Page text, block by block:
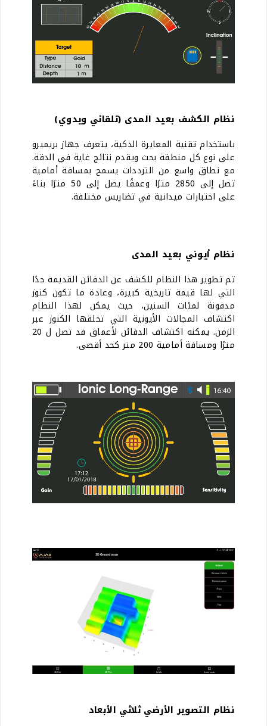
نظام الكشف بعيد المدى (تلقائي ويدوي)
باستخدام تقنية المعايرة الذكية، يتعرف جهاز بريميرو
على نوع كل منطقة بحث ويقدم نتائج غاية في الدقة.
مع نطاق واسع من الترددات يسمح بمسافة أمامية
تصل إلى 2850 مترًا وعمقًا يصل إلى 50 مترًا بناءً
على اختبارات ميدانية في تضاريس مختلفة.
نظام أيوني بعيد المدى
تم تطوير هذا النظام للكشف عن الدفائن القديمة جدًا
التي لها قيمة تاريخية كبيرة، وعادة ما تكون كنوز
مدفونة لمئات السنين، حيث يمكن لهذا النظام
اكتشاف المجالات الأيونية التي تخلقها الكنوز عبر
الزمن. يمكنه اكتشاف الدفائن لأعماق قد تصل ل 20
مترًا ومسافة أمامية 200 متر كحد أقصى.
نظام التصوير الأرضي ثلاثي الأبعاد